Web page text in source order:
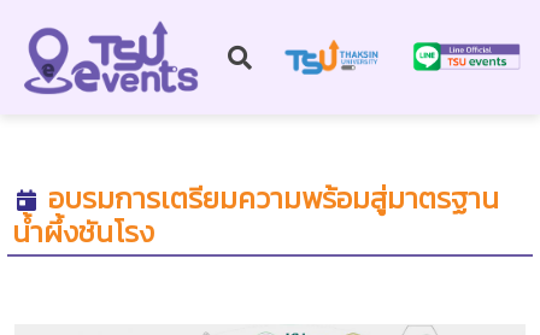
อบรมการเตรียมความพร้อมสู่มาตรฐาน
น้ำผึ้งชันโรง